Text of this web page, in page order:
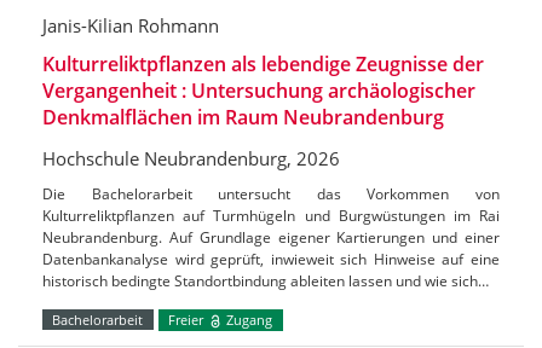
Janis-Kilian Rohmann
Kulturreliktpflanzen als lebendige Zeugnisse der
Vergangenheit : Untersuchung archäologischer
Denkmalflächen im Raum Neubrandenburg
Hochschule Neubrandenburg, 2026
Die Bachelorarbeit untersucht das Vorkommen von
Kulturreliktpflanzen auf Turmhügeln und Burgwüstungen im Rai
Neubrandenburg. Auf Grundlage eigener Kartierungen und einer
Datenbankanalyse wird geprüft, inwieweit sich Hinweise auf eine
historisch bedingte Standortbindung ableiten lassen und wie sich…
Bachelorarbeit Freier Zugang